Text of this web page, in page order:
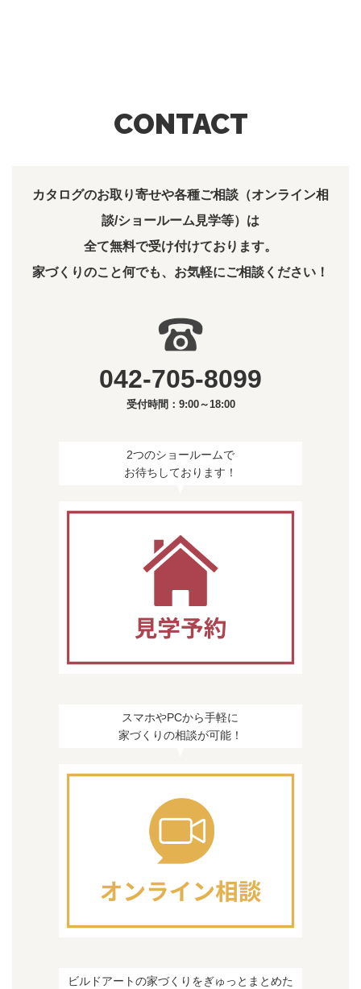
CONTACT
カタログのお取り寄せや各種ご相談（オンライン相
談/ショールーム見学等）は
全て無料で受け付けております。
家づくりのこと何でも、お気軽にご相談ください！
042-705-8099
受付時間：9:00～18:00
2つのショールームで
お待ちしております！
スマホやPCから手軽に
家づくりの相談が可能！
ビルドアートの家づくりをぎゅっとまとめた